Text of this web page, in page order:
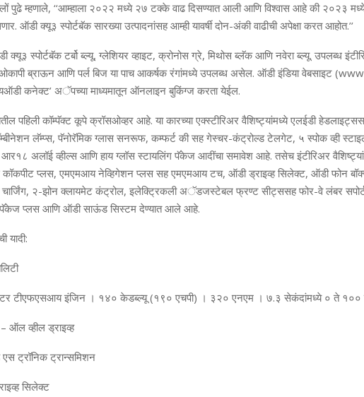
पुढे म्हणाले, ‘‘आम्हाला २०२२ मध्ये २७ टक्के वाढ दिसण्यात आली आणि विश्वास आहे की २०२३
ऑडी क्यू३ स्पोर्टबॅक सारख्या उत्पादनांसह आम्ही यावर्षी दोन-अंकी वाढीची अपेक्षा करत आहोत.’’
क्यू३ स्पोर्टबॅक टर्बो ब्ल्यू, ग्लेशियर व्हाइट, क्रोनोस ग्रे, मिथोस ब्लॅक आणि नवेरा ब्ल्यू. उपलब्ध
ब्राऊन आणि पर्ल बिज या पाच आकर्षक रंगांमध्ये उपलब्ध असेल. ऑडी इंडिया वेबसाइट
कनेक्ट’ अॅपच्या माध्यमातून ऑनलाइन बुकिंग्ज करता येईल.
पहिली कॉम्पॅक्ट कूपे क्रॉसओव्हर आहे. या कारच्या एक्स्टीरिअर वैशिष्ट्यांमध्ये एलईडी
लॅम्प्स, पॅनोरॅमिक ग्लास सनरूफ, कम्फर्ट की सह गेस्चर-कंट्रोल्ड टेलगेट, ५ स्पोक व्ही
आर१८ अलॉई व्हील्स आणि हाय ग्लॉस स्टायलिंग पॅकेज आदींचा समावेश आहे. तसेच इंटीरिअर
कॉकपीट प्लस, एमएमआय नेव्हिगेशन प्लस सह एमएमआय टच, ऑडी ड्राइव्ह सिलेक्ट, ऑडी फोन
चार्जिंग, २-झोन क्लायमेट कंट्रोल, इलेक्ट्रिकली अॅडजस्टेबल फ्रण्ट सीट्ससह फोर-वे लंबर
पॅकेज प्लस आणि ऑडी साऊंड सिस्टम देण्यात आले आहे.
यादी:
टीएफएसआय इंजिन । १४० केडब्‍ल्‍यू (१९० एचपी) । ३२० एनएम । ७.३ सेकंदांमध्‍ये ० ते १००
– ऑल व्‍हील ड्राइव्‍ह
एस ट्रॉनिक ट्रान्‍समिशन
सिलेक्‍ट